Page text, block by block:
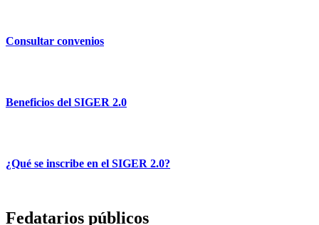
Consultar convenios
Beneficios del SIGER 2.0
¿Qué se inscribe en el SIGER 2.0?
Fedatarios públicos